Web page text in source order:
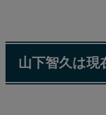
山下智久は現